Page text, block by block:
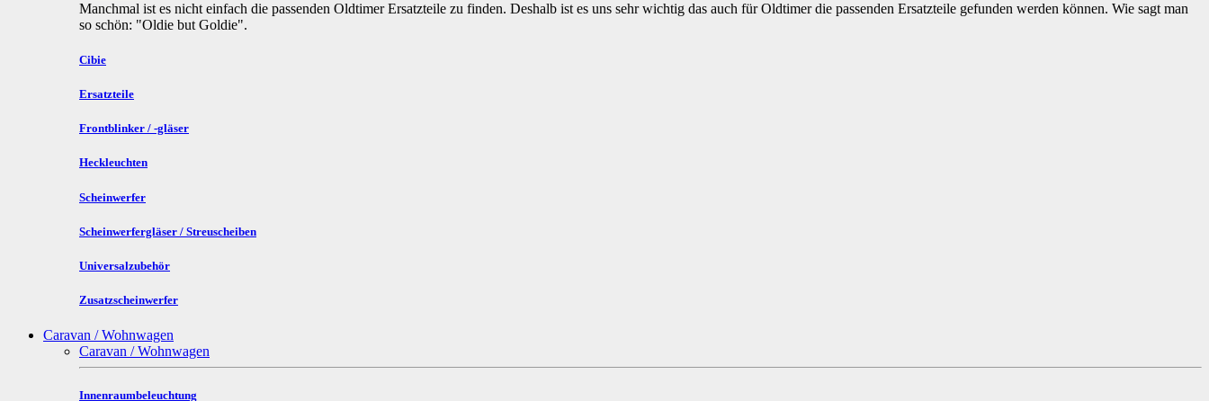
Manchmal ist es nicht einfach die passenden Oldtimer Ersatzteile zu finden. Deshalb ist es uns sehr wichtig das auch für Oldtimer die passenden Ersatzteile gefunden werden können. Wie sagt man
so schön: "Oldie but Goldie".
Cibie
Ersatzteile
Frontblinker / -gläser
Heckleuchten
Scheinwerfer
Scheinwerfergläser / Streuscheiben
Universalzubehör
Zusatzscheinwerfer
Caravan / Wohnwagen
Caravan / Wohnwagen
Innenraumbeleuchtung